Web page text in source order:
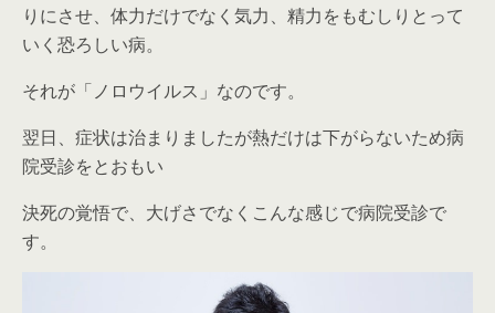
りにさせ、体力だけでなく気力、精力をもむしりとって
いく恐ろしい病。
それが「ノロウイルス」なのです。
翌日、症状は治まりましたが熱だけは下がらないため病
院受診をとおもい
決死の覚悟で、大げさでなくこんな感じで病院受診で
す。